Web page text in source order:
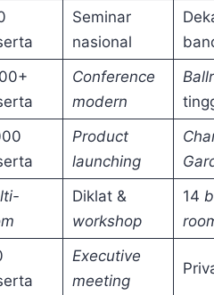
Seminar
nasional
Conference
modern
Product
launching
Diklat &
workshop
14
Executive
meeting